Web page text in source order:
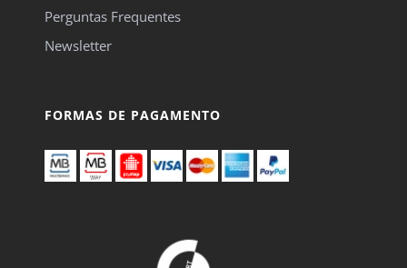
Perguntas Frequentes
Newsletter
FORMAS DE PAGAMENTO